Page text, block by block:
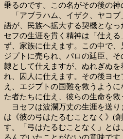
乗るのです。この名がその後の神
「アブラハム、イザク、ヤコブ
語が、民族へ拡大する契機とな
セフの生涯を貫く精神は「仕える
ず、家族に仕えます。この中で
ジプトに売られ、パロの廷臣、
隷として仕えますが、ぬれぎぬ
れ、囚人に仕えます。その後ヨ
え、エジプトの国難を救うよう
た者たちに仕え、彼らの生命を救
ヨセフは波瀾万丈の生涯を送り
は《彼の弓はたるむことなく》(
す。「弓はたるむことなく」と